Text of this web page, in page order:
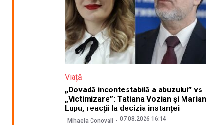
Viață
„Dovadă incontestabilă a abuzului” vs
„Victimizare”: Tatiana Vozian și Marian
Lupu, reacții la decizia instanței
Mihaela Conovali 07.08.2026 16:14